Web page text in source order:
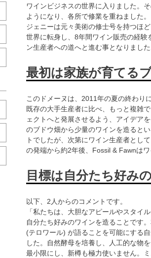
ワインビジネスの世界に入りました。
ようになり、各所で修業を重ねました。
ジェニーは元々美術の修士号を持つほ
世界に転身し、8年間ワイン販売の経
ン生産者への道へと進む事となりました
最初は家族が育てる
このドメーヌは、2011年の夏の終わり
既存の大手生産者に比べ、もっと複雑
ェクトへと発展させるよう、アイデア
のブドウ畑から少量のワインを造ると
トでしたが、次第にワイン生産者とし
の発端から約2年後、Fossil & Fawnは
目標は自分たち好み
以下、2人からのコメントです。
「私たちは、大胆なアピールやスタイ
自分たち好みのワインを造ることです
(テロワール) が語ることを可能にする
した。自然酵母を培養し、人工的な物
最小限にし、新樽も極力使いません。